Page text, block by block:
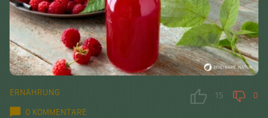
ERNÄHRUNG
0 KOMMENTARE
15 0